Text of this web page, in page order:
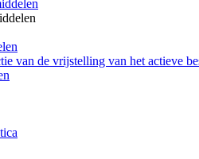
van de vrijstelling van het actieve